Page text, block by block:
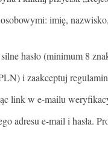
imię,
hasło (minimum 8
i zaakceptuj
link w e-mailu
adresu e-mail i hasła.